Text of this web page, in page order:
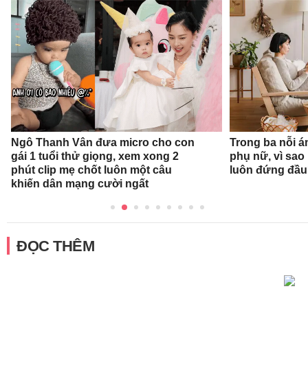
Ngô Thanh Vân đưa micro cho con
gái 1 tuổi thử giọng, xem xong 2
phút clip mẹ chốt luôn một câu
khiến dân mạng cười ngất
Trong ba nỗi
phụ nữ, vì sao
luôn đứng
ĐỌC THÊM